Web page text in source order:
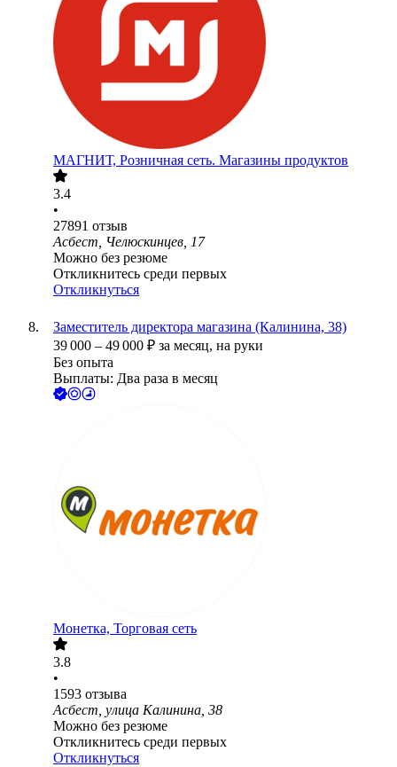
МАГНИТ, Розничная сеть. Магазины продуктов
3.4
•
27891 отзыв
Асбест, Челюскинцев, 17
Можно без резюме
Откликнитесь среди первых
Откликнуться
Заместитель директора магазина (Калинина, 38)
39 000 – 49 000 ₽ за месяц, на руки
Без опыта
Выплаты: Два раза в месяц
Монетка, Торговая сеть
3.8
•
1593 отзыва
Асбест, улица Калинина, 38
Можно без резюме
Откликнитесь среди первых
Откликнуться